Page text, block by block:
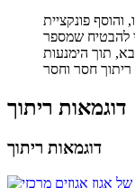
והוסף פונקציית
להבטיח שמספר
תוך הימנעות
דוגמאות ריתוך
דוגמאות ריתוך